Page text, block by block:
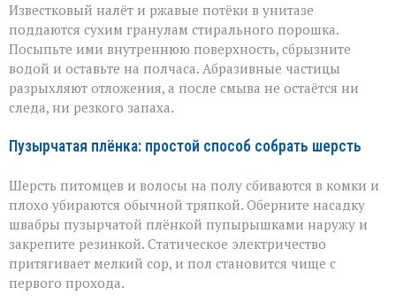
Известковый налёт и ржавые потёки в унитазе
поддаются сухим гранулам стирального порошка.
Посыпьте ими внутреннюю поверхность, сбрызните
водой и оставьте на полчаса. Абразивные частицы
разрыхляют отложения, а после смыва не остаётся ни
следа, ни резкого запаха.
Пузырчатая плёнка: простой способ собрать шерсть
Шерсть питомцев и волосы на полу сбиваются в комки и
плохо убираются обычной тряпкой. Оберните насадку
швабры пузырчатой плёнкой пупырышками наружу и
закрепите резинкой. Статическое электричество
притягивает мелкий сор, и пол становится чище с
первого прохода.